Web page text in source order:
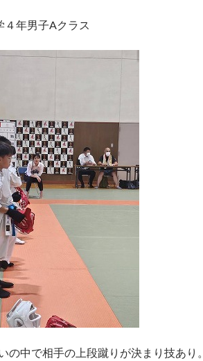
年男子Aクラス
の中で相手の上段蹴りが決まり技あり